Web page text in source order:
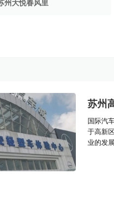
州大悦春风里
苏州
国际汽
于高新
业的发